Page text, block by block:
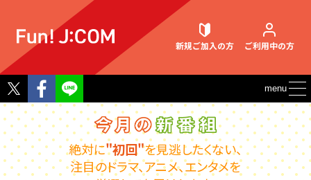
新規ご加入の方 ご利用中の方
契約内容確認・変更
Twitter
Facebook
menu
絶対に"初回"を見逃したくない、
注目のドラマ、アニメ、エンタメを